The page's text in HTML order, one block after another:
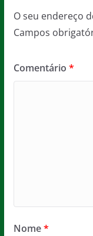
O seu endereço
Campos
Comentário *
Nome*